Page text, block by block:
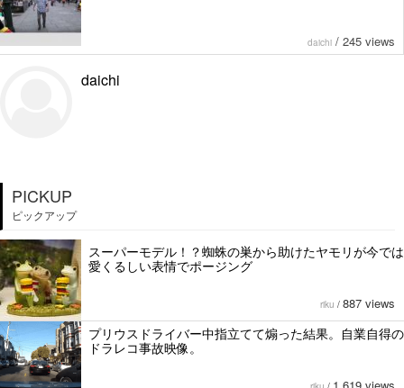
daichi / 245 views
daichi
PICKUP
ピックアップ
スーパーモデル！？蜘蛛の巣から助けたヤモリが今では
愛くるしい表情でポージング
riku / 887 views
プリウスドライバー中指立てて煽った結果。自業自得の
ドラレコ事故映像。